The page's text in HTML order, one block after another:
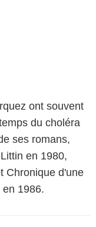
ont souvent
du choléra
ses romans,
en 1980,
Chronique d'une
1986.